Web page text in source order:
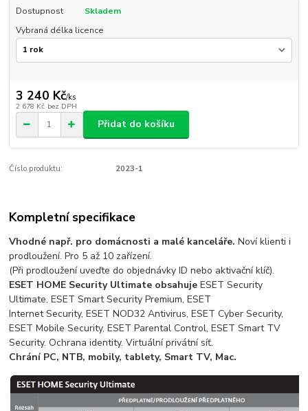
Dostupnost
Skladem
Vybraná délka licence
3 240 Kč/ks
2 678 Kč bez DPH
Přidat do košíku
Číslo produktu: 2023-1
Kompletní specifikace
Vhodné např. pro domácnosti a malé kanceláře. Noví klienti i
prodloužení. Pro 5 až 10 zařízení.
(Při prodloužení uveďte do objednávky ID nebo aktivační klíč).
ESET HOME Security Ultimate obsahuje ESET Security
Ultimate, ESET Smart Security Premium, ESET
Internet Security, ESET NOD32 Antivirus, ESET Cyber Security,
ESET Mobile Security, ESET Parental Control, ESET Smart TV
Security. Ochrana identity. Virtuální privátní síť.
Chrání PC, NTB, mobily, tablety, Smart TV, Mac.